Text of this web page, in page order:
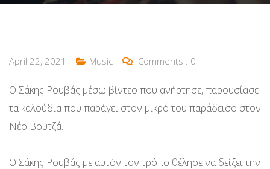
April 22, 2021 Music Comments : 0
Ο Σάκης Ρουβάς μέσω βίντεο που ανήρτησε, παρουσίασε
τα καλούδια που παράγει στον μικρό του παράδεισο στον
Νέο Βουτζά.
Ο Σάκης Ρουβάς με αυτόν τον τρόπο θέλησε να δείξει την